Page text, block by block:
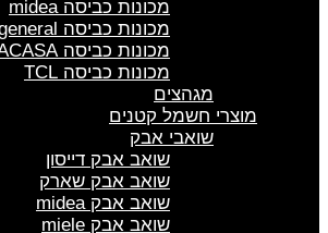
מכונות כביסה midea
מכונות כביסה general
מכונות כביסה LACASA
מכונות כביסה TCL
מגהצים
מוצרי חשמל קטנים
שואבי אבק
שואב אבק דייסון
שואב אבק שארק
שואב אבק midea
שואב אבק miele